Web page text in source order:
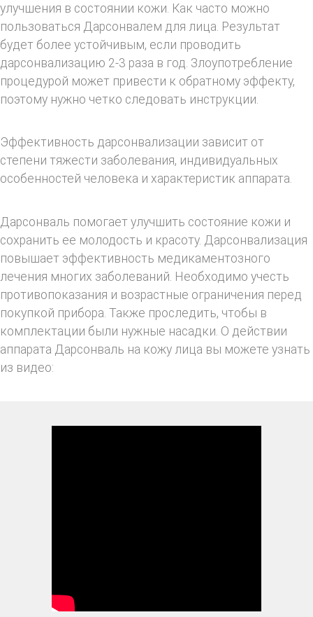
улучшения в состоянии кожи. Как часто можно
пользоваться Дарсонвалем для лица. Результат
будет более устойчивым, если проводить
дарсонвализацию 2-3 раза в год. Злоупотребление
процедурой может привести к обратному эффекту,
поэтому нужно четко следовать инструкции.
Эффективность дарсонвализации зависит от
степени тяжести заболевания, индивидуальных
особенностей человека и характеристик аппарата.
Дарсонваль помогает улучшить состояние кожи и
сохранить ее молодость и красоту. Дарсонвализация
повышает эффективность медикаментозного
лечения многих заболеваний. Необходимо учесть
противопоказания и возрастные ограничения перед
покупкой прибора. Также проследить, чтобы в
комплектации были нужные насадки. О действии
аппарата Дарсонваль на кожу лица вы можете узнать
из видео: